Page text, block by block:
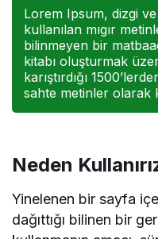
Lorem Ipsum, dizgi
kullanılan mıgır
bilinmeyen bir
kitabı oluşturmak
karıştırdığı
sahte metinler olarak
Neden
Yinelenen bir sayfa
dağıttığı bilinen bir